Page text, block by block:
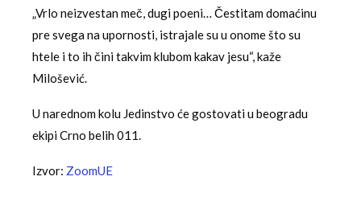
„Vrlo neizvestan meč, dugi poeni… Čestitam domaćinu
pre svega na upornosti, istrajale su u onome što su
htele i to ih čini takvim klubom kakav jesu“, kaže
Milošević.
U narednom kolu Jedinstvo će gostovati u beogradu
ekipi Crno belih 011.
Izvor: ZoomUE